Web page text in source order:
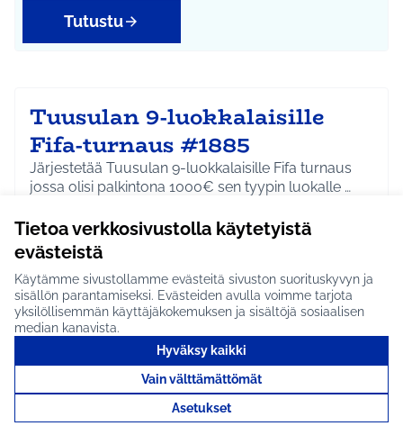
Tietoa verkkosivustolla käytetyistä
evästeistä
Käytämme sivustollamme evästeitä sivuston suorituskyvyn ja
sisällön parantamiseksi. Evästeiden avulla voimme tarjota
yksilöllisemmän käyttäjäkokemuksen ja sisältöjä sosiaalisen
median kanavista.
Hyväksy kaikki
Vain välttämättömät
Asetukset
Tutustu
Tuusulan 9-luokkalaisille
Fifa-turnaus #1885
Järjestetää Tuusulan 9-luokkalaisille Fifa turnaus
jossa olisi palkintona 1000€ sen tyypin luokalle …
Rajaa tulokset aihepiirin mukaan: Koko Tuusula
Koko Tuusula Kulttuuri ja tapahtumat
Tutustu
Jokelan brändin ja maineen
kohottaminen #1917